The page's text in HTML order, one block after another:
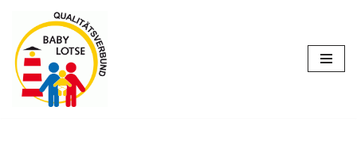
Zum
Inhalt
springen